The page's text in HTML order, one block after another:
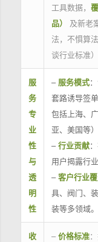
工具数据，
品）
及新老
法，不惧算
谈行业标准
服
务
专
业
性
与
透
明
性
– 服务模式
套路诱导签
包括上海、
亚、美国等）
–行业贡献
用户揭露行
–客户行业
具、阀门、
装等多领域。
收
– 价格标准